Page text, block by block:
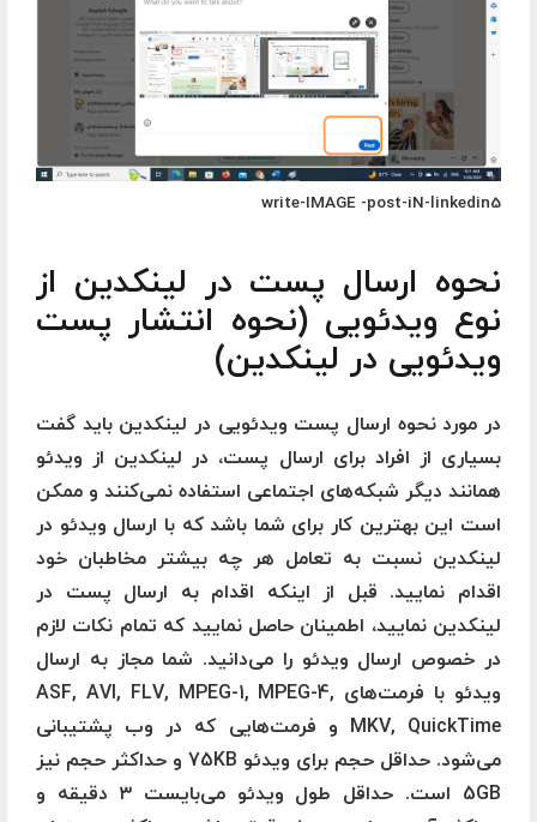
write-IMAGE -post-iN-linkedin5
نحوه ارسال پست در لینکدین از
نوع ویدئویی (نحوه انتشار پست
ویدئویی در لینکدین)
در مورد نحوه ارسال پست ویدئویی در لینکدین باید گفت
بسیاری از افراد برای ارسال پست، در لینکدین از ویدئو
همانند دیگر شبکه‌های اجتماعی استفاده نمی‌کنند و ممکن
است این بهترین کار برای شما باشد که با ارسال ویدئو در
لینکدین نسبت به تعامل هر چه بیشتر مخاطبان خود
اقدام نمایید. قبل از اینکه اقدام به ارسال پست در
لینکدین نمایید، اطمینان حاصل نمایید که تمام نکات لازم
در خصوص ارسال ویدئو را می‌دانید. شما مجاز به ارسال
ویدئو با فرمت‌های ASF, AVI, FLV, MPEG-1, MPEG-4,
MKV, QuickTime و فرمت‌هایی که در وب پشتیبانی
می‌شود. حداقل حجم برای ویدئو 75KB و حداکثر حجم نیز
5GB است. حداقل طول ویدئو می‌بایست ۳ دقیقه و